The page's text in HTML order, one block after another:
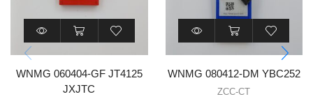
WNMG 060404-GF JT4125
JXJTC
WNMG 080412-DM YBC252
ZCC-CT